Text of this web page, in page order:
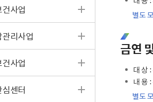
사업
리사업
사업
센터
별도
금연
대 상
내 용
별도